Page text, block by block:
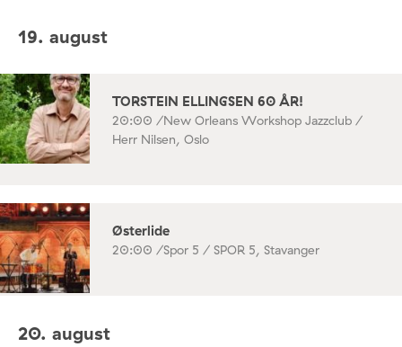
19. august
TORSTEIN ELLINGSEN 60 ÅR!
20:00 /New Orleans Workshop Jazzclub /
Herr Nilsen, Oslo
Østerlide
20:00 /Spor 5 / SPOR 5, Stavanger
20. august